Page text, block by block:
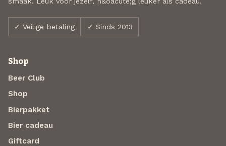
✓ Veilige betaling ✓ Sinds 2013
Shop
Beer Club
Shop
Bierpakket
Bier cadeau
Giftcard